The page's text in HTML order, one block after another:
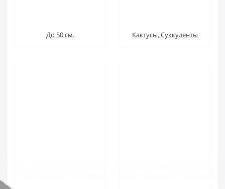
До 50 см. Кактусы, Суккуленты